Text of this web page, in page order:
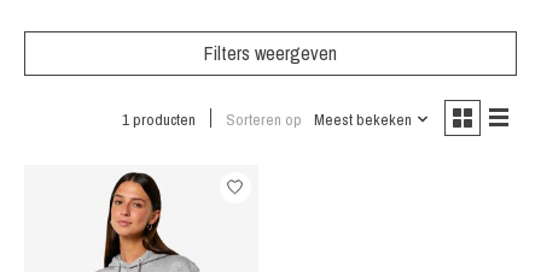
Filters weergeven
1 producten Sorteren op Meest bekeken